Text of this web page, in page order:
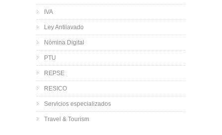
IVA
Ley Antilavado
Nómina Digital
PTU
REPSE
RESICO
Servicios especializados
Travel & Tourism